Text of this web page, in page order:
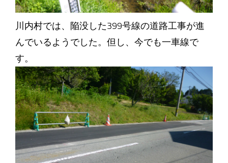
川内村では、陥没した399号線の道路工事が進
んでいるようでした。但し、今でも一車線で
す。